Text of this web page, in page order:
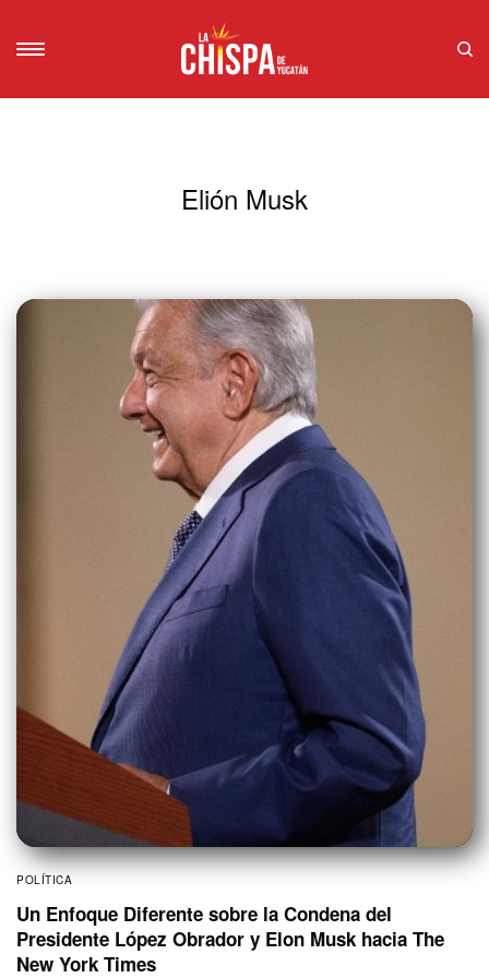
Elión Musk
POLÍTICA
Un Enfoque Diferente sobre la Condena del
Presidente López Obrador y Elon Musk hacia The
New York Times